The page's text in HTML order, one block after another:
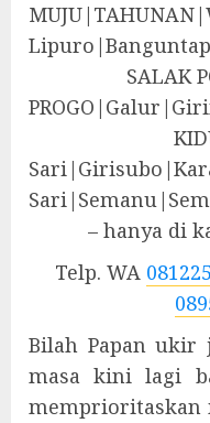
SALAK
– hanya di
Telp. WA
Bilah Papan ukir
masa kini lagi
memprioritaskan